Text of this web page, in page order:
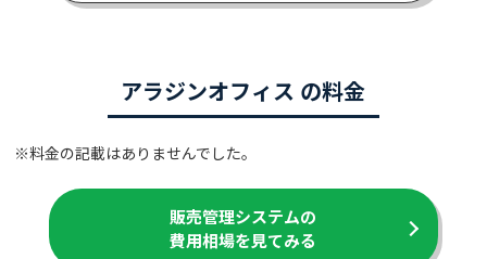
アラジンオフィス の料金
※料金の記載はありませんでした。
販売管理システムの
費用相場を見てみる